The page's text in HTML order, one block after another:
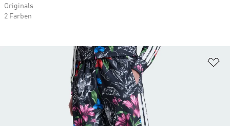
Originals
2 Farben